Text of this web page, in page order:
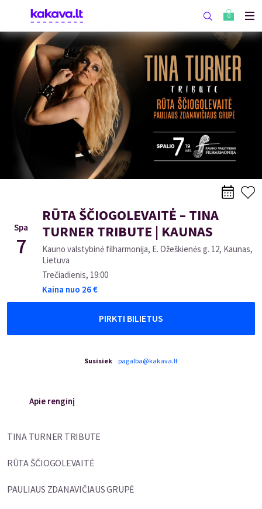
0
Spa
7
RŪTA ŠČIOGOLEVAITĖ – TINA
TURNER TRIBUTE | KAUNAS
Kauno valstybinė filharmonija, E. Ožeškienės g. 12, Kaunas,
Lietuva
Trečiadienis, 19:00
Kaina nuo 26€
PIRKTI BILIETUS
Susisiek pagalba@kakava.lt
Apie renginį
TINA TURNER TRIBUTE
RŪTA ŠČIOGOLEVAITĖ
PAULIAUS ZDANAVIČIAUS GRUPĖ